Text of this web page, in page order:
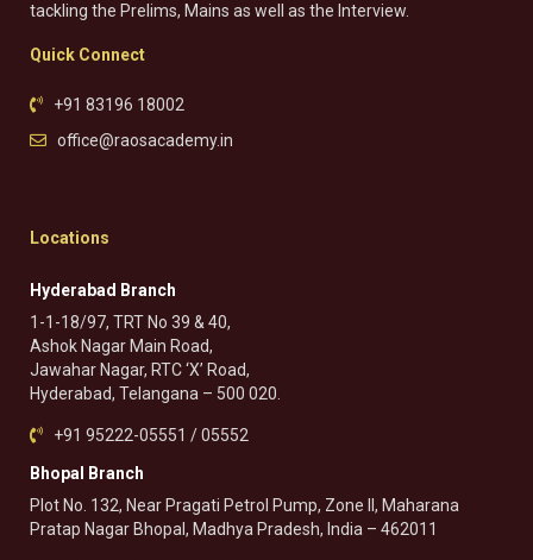
tackling the Prelims, Mains as well as the Interview.
Quick Connect
+91 83196 18002
office@raosacademy.in
Locations
Hyderabad Branch
1-1-18/97, TRT No 39 & 40,
Ashok Nagar Main Road,
Jawahar Nagar, RTC ‘X’ Road,
Hyderabad, Telangana – 500 020.
+91 95222-05551 / 05552
Bhopal Branch
Plot No. 132, Near Pragati Petrol Pump, Zone II, Maharana
Pratap Nagar Bhopal, Madhya Pradesh, India – 462011